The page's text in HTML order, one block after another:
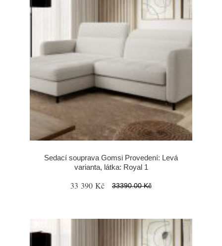
Sedací souprava Gomsi Provedení: Levá
varianta, látka: Royal 1
33 390 Kč 33390.00 Kč